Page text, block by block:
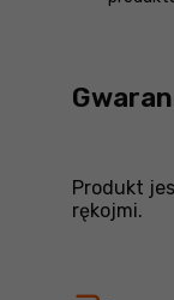
Produkt
rękojmi.